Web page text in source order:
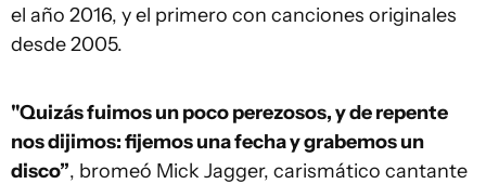
el año 2016, y el primero con canciones originales
desde 2005.
"Quizás fuimos un poco perezosos, y de repente
nos dijimos: fijemos una fecha y grabemos un
disco”, bromeó Mick Jagger, carismático cantante